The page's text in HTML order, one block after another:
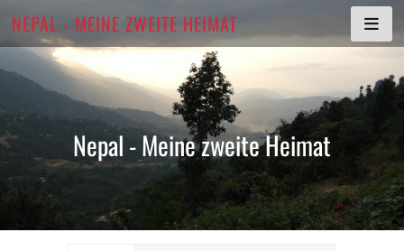
content
NEPAL - MEINE ZWEITE HEIMAT
Nepal - Meine zweite Heimat